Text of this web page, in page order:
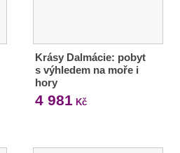
Krásy Dalmácie: pobyt
s výhledem na moře i
hory
4 981 Kč